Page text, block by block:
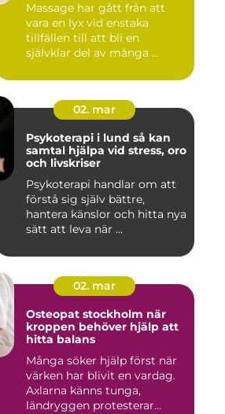
Massage har gått från att
vara en lyx vid enstaka
tillfällen till att bli en
självklar del av många ...
02. mar
Psykoterapi i lund så kan
samtal hjälpa vid stress, oro
och livskriser
Psykoterapi handlar om att
förstå sig själv bättre,
hantera känslor och hitta nya
sätt att leva när ...
02. mar
Osteopat stockholm när
kroppen behöver hjälp att
hitta balans
Många söker hjälp först när
värken har blivit en vardag.
Axlarna känns tunga,
ländryggen protesterar...